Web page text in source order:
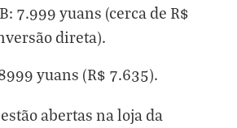
7.999 yuans (cerca de R$
direta).
yuans (R$ 7.635).
abertas na loja da